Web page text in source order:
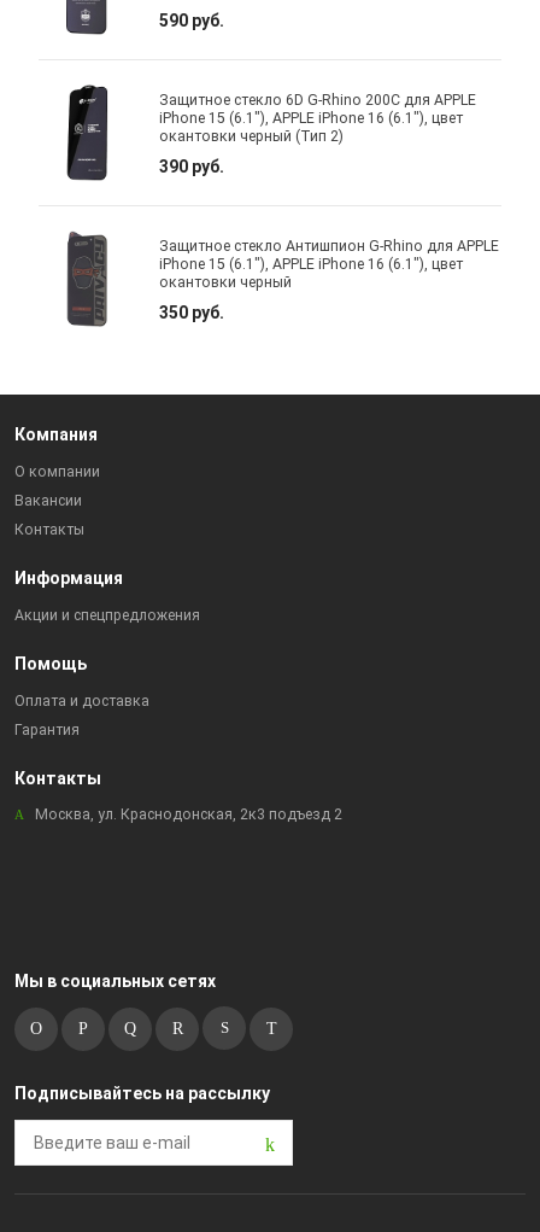
590 руб.
Защитное стекло 6D G-Rhino 200C для APPLE
iPhone 15 (6.1"), APPLE iPhone 16 (6.1"), цвет
окантовки черный (Тип 2)
390 руб.
Защитное стекло Антишпион G-Rhino для APPLE
iPhone 15 (6.1"), APPLE iPhone 16 (6.1"), цвет
окантовки черный
350 руб.
Компания
О компании
Вакансии
Контакты
Информация
Акции и спецпредложения
Помощь
Оплата и доставка
Гарантия
Контакты
Москва, ул. Краснодонская, 2к3 подъезд 2
Мы в социальных сетях
Подписывайтесь на рассылку